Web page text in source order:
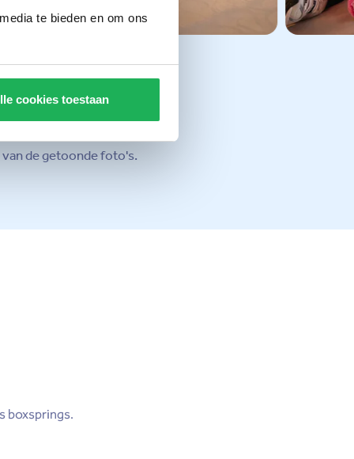
te bieden en om ons
cookies toestaan
van de getoonde foto's.
boxsprings.